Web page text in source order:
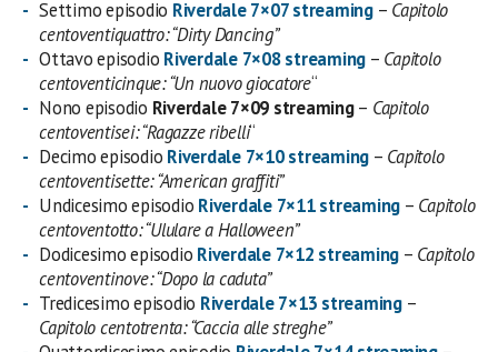
Settimo episodio Riverdale 7×07 streaming– Capitolo
centoventiquattro: “Dirty Dancing”
Ottavo episodio Riverdale 7×08 streaming – Capitolo
centoventicinque: “Un nuovo giocatore“
Nono episodio Riverdale 7×09 streaming– Capitolo
centoventisei: “Ragazze ribelli“
Decimo episodio Riverdale 7×10 streaming – Capitolo
centoventisette: “American graffiti”
Undicesimo episodio Riverdale 7×11 streaming – Capitolo
centoventotto: “Ululare a Halloween”
Dodicesimo episodio Riverdale 7×12 streaming – Capitolo
centoventinove: “Dopo la caduta”
Tredicesimo episodio Riverdale 7×13 streaming–
Capitolo centotrenta: “Caccia alle streghe”